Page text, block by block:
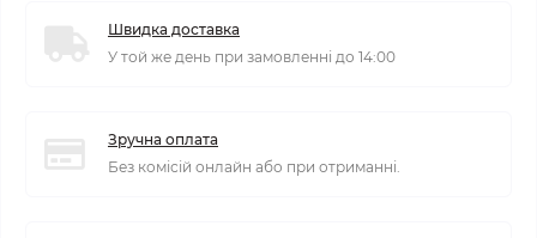
Швидка доставка
У той же день при замовленні до 14:00
Зручна оплата
Без комісій онлайн або при отриманні.